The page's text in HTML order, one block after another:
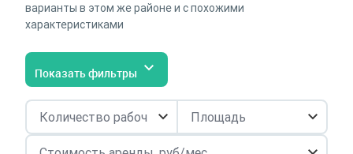
варианты в этом же районе и с похожими
характеристиками
Показать фильтры